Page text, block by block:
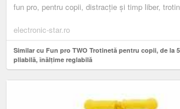
fun pro, pentru copii, distracție și timp liber,
electronic-star.ro
Similar cu Fun pro TWO Trotinetă pentru copii, de la
pliabilă, înălțime reglabilă